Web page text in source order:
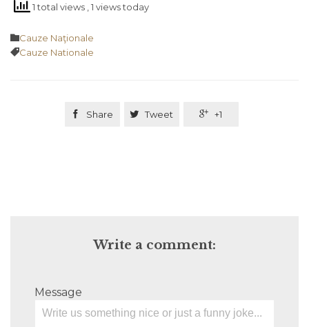
1 total views , 1 views today
Category
Cauze Naţionale
Tags
Cauze Nationale
 Share  Tweet  +1
Write a comment:
Message